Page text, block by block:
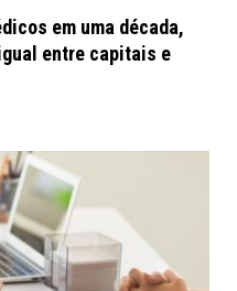
em uma década,
entre capitais e